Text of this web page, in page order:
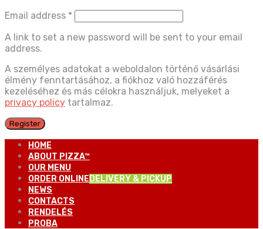
Email address *
A link to set a new password will be sent to your email
address.
A személyes adatokat a weboldalon történő vásárlási
élmény fenntartásához, a fiókhoz való hozzáférés
kezeléséhez és más célokra használjuk, melyeket a
privacy policy tartalmaz.
Register
HOME
ABOUT PIZZA™
OUR MENU
ORDER ONLINE DELIVERY & PICKUP
NEWS
CONTACTS
RENDELÉS
PROBA